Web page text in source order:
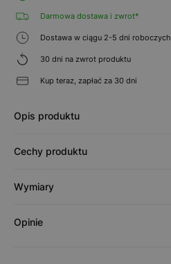
Darmowa dostawa i zwrot*
Dostawa w ciągu 2-5 dni roboczych
30 dni na zwrot produktu
Kup teraz, zapłać za 30 dni
Opis produktu
Cechy produktu
Wymiary
Opinie